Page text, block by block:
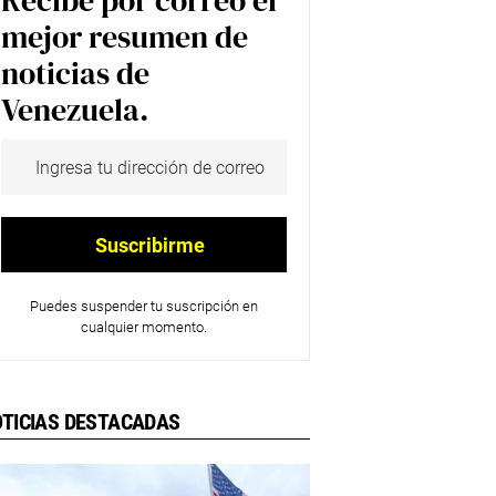
mejor resumen de
noticias de
Venezuela.
Puedes suspender tu suscripción en
cualquier momento.
DESTACADAS